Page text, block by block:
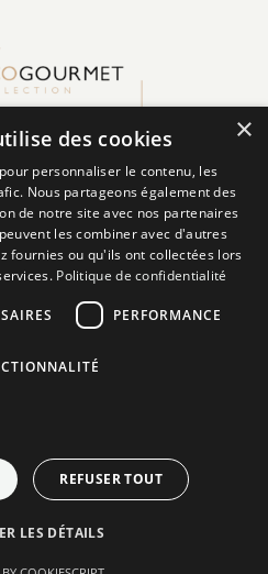
×
des cookies
personnaliser le contenu, les
Nous partageons également des
de notre site avec nos partenaires
les combiner avec d'autres
fournies ou qu'ils ont collectées lors
Politique de confidentialité
PERFORMANCE
REFUSER TOUT
LES DÉTAILS